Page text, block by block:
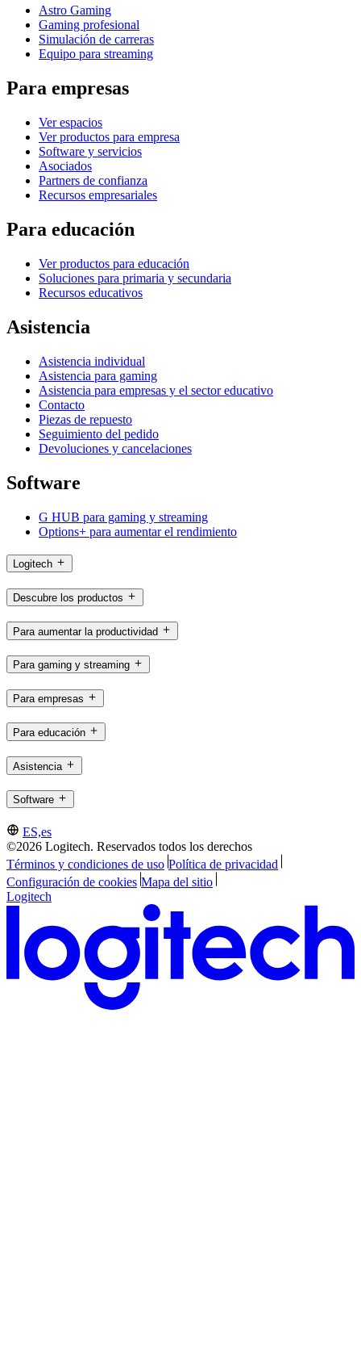
Astro Gaming
Gaming profesional
Simulación de carreras
Equipo para streaming
Para empresas
Ver espacios
Ver productos para empresa
Software y servicios
Asociados
Partners de confianza
Recursos empresariales
Para educación
Ver productos para educación
Soluciones para primaria y secundaria
Recursos educativos
Asistencia
Asistencia individual
Asistencia para gaming
Asistencia para empresas y el sector educativo
Contacto
Piezas de repuesto
Seguimiento del pedido
Devoluciones y cancelaciones
Software
G HUB para gaming y streaming
Options+ para aumentar el rendimiento
Logitech
Descubre los productos
Para aumentar la productividad
Para gaming y streaming
Para empresas
Para educación
Asistencia
Software
ES,es
©2026 Logitech. Reservados todos los derechos
Términos y condiciones de uso Política de privacidad
Configuración de cookies Mapa del sitio
Logitech